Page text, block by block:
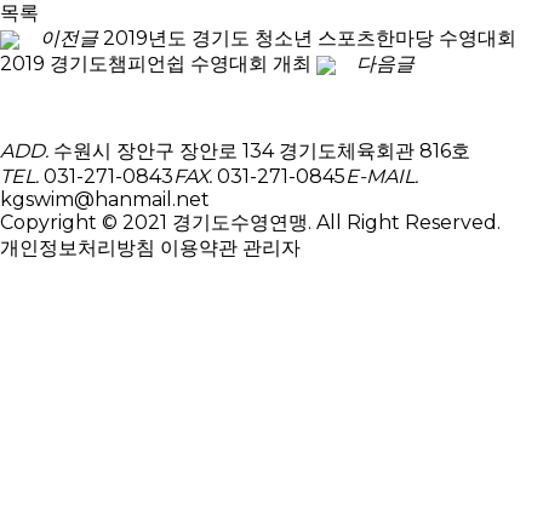
목록
이전글 2019년도 경기도 청소년 스포츠한마당 수영대회
2019 경기도챔피언쉽 수영대회 개최
다음글
ADD. 수원시 장안구 장안로 134 경기도체육회관 816호
TEL. 031-271-0843FAX. 031-271-0845E-MAIL.
kgswim@hanmail.net
Copyright © 2021 경기도수영연맹. All Right Reserved.
개인정보처리방침 이용약관 관리자